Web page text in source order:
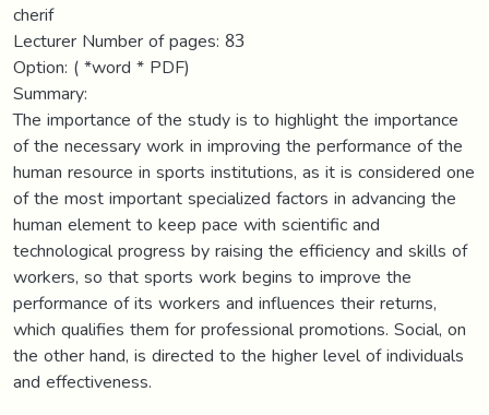
cherif
Lecturer Number of pages: 83
Option: ( *word * PDF)
Summary:
The importance of the study is to highlight the importance
of the necessary work in improving the performance of the
human resource in sports institutions, as it is considered one
of the most important specialized factors in advancing the
human element to keep pace with scientific and
technological progress by raising the efficiency and skills of
workers, so that sports work begins to improve the
performance of its workers and influences their returns,
which qualifies them for professional promotions. Social, on
the other hand, is directed to the higher level of individuals
and effectiveness.